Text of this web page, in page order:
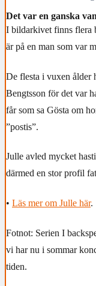
Det var en ganska
I bildarkivet finns flera
är på en man som var
De flesta i vuxen ålder
Bengtsson för det var
får som sa Gösta om
”postis”.
Julle avled mycket
därmed en stor profil
• Läs mer om Julle här.
Fotnot: Serien I
vi har nu i sommar
tiden.